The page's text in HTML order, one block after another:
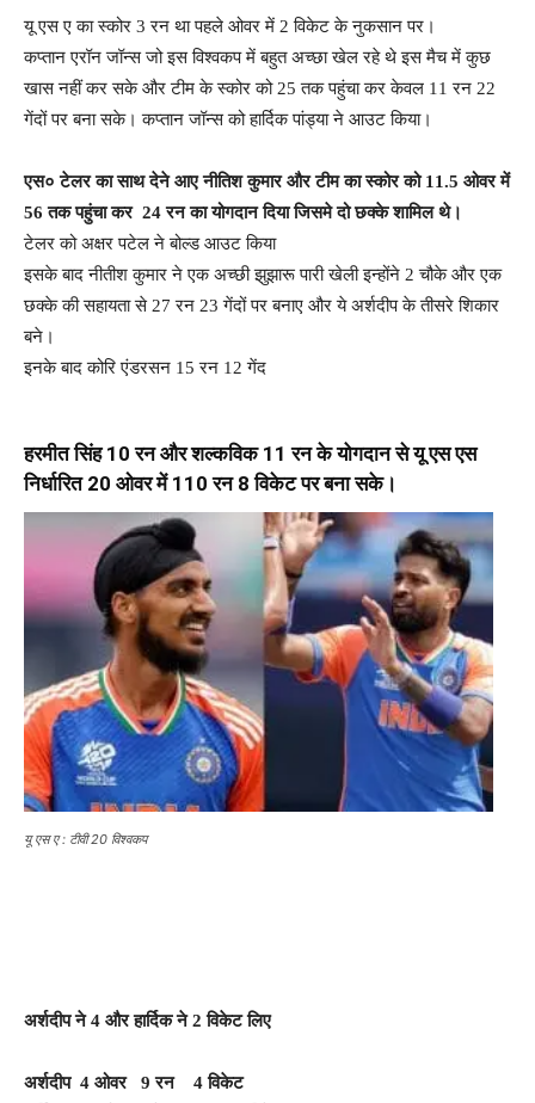
यू एस ए का स्कोर 3 रन था पहले ओवर में 2 विकेट के नुकसान पर।
कप्तान एरॉन जॉन्स जो इस विश्वकप में बहुत अच्छा खेल रहे थे इस मैच में कुछ
खास नहीं कर सके और टीम के स्कोर को 25 तक पहुंचा कर केवल 11 रन 22
गेंदों पर बना सके। कप्तान जॉन्स को हार्दिक पांड्या ने आउट किया।
एस० टेलर का साथ देने आए नीतिश कुमार और टीम का स्कोर को 11.5 ओवर में
56 तक पहुंचा कर 24 रन का योगदान दिया जिसमे दो छक्के शामिल थे।
टेलर को अक्षर पटेल ने बोल्ड आउट किया
इसके बाद नीतीश कुमार ने एक अच्छी झुझारू पारी खेली इन्होंने 2 चौके और एक
छक्के की सहायता से 27 रन 23 गेंदों पर बनाए और ये अर्शदीप के तीसरे शिकार
बने।
इनके बाद कोरि एंडरसन 15 रन 12 गेंद
हरमीत सिंह 10 रन और शल्कविक 11 रन के योगदान से यू एस एस
निर्धारित 20 ओवर में 110 रन 8 विकेट पर बना सके।
यू एस ए : टीवी 20 विश्वकप
अर्शदीप ने 4 और हार्दिक ने 2 विकेट लिए
अर्शदीप 4 ओवर 9 रन 4 विकेट